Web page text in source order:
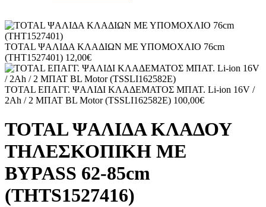
TOTAL ΨΑΛΙΔΑ ΚΛΑΔΙΩΝ ΜΕ ΥΠΟΜΟΧΛΙΟ 76cm
(THT1527401) 12,00€
TOTAL ΕΠΑΓΓ. ΨΑΛΙΔΙ ΚΛΑΔΕΜΑΤΟΣ ΜΠΑΤ. Li-ion 16V /
2Ah / 2 ΜΠΑΤ BL Motor (TSSLI162582E) 100,00€
TOTAL ΨΑΛΙΔΑ ΚΛΑΔΟΥ
ΤΗΛΕΣΚΟΠΙΚΗ ΜΕ
BYPASS 62-85cm
(THTS1527416)